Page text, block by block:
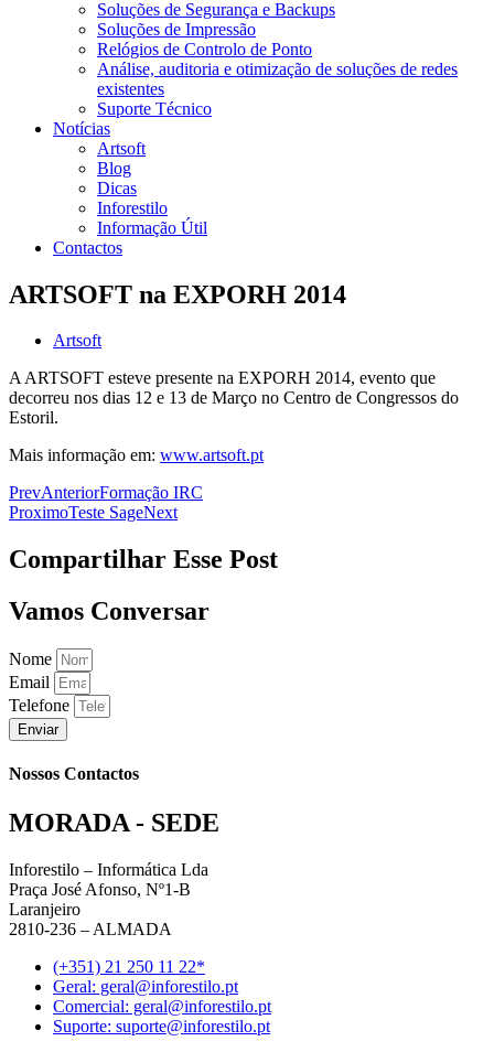
Soluções de Segurança e Backups
Soluções de Impressão
Relógios de Controlo de Ponto
Análise, auditoria e otimização de soluções de redes
existentes
Suporte Técnico
Notícias
Artsoft
Blog
Dicas
Inforestilo
Informação Útil
Contactos
ARTSOFT na EXPORH 2014
Artsoft
A ARTSOFT esteve presente na EXPORH 2014, evento que
decorreu nos dias 12 e 13 de Março no Centro de Congressos do
Estoril.
Mais informação em: www.artsoft.pt
PrevAnteriorFormação IRC
ProximoTeste SageNext
Compartilhar Esse Post
Vamos Conversar
Nome
Email
Telefone
Enviar
Nossos Contactos
MORADA - SEDE
Inforestilo – Informática Lda
Praça José Afonso, Nº1-B
Laranjeiro
2810-236 – ALMADA
(+351) 21 250 11 22*
Geral: geral@inforestilo.pt
Comercial: geral@inforestilo.pt
Suporte: suporte@inforestilo.pt